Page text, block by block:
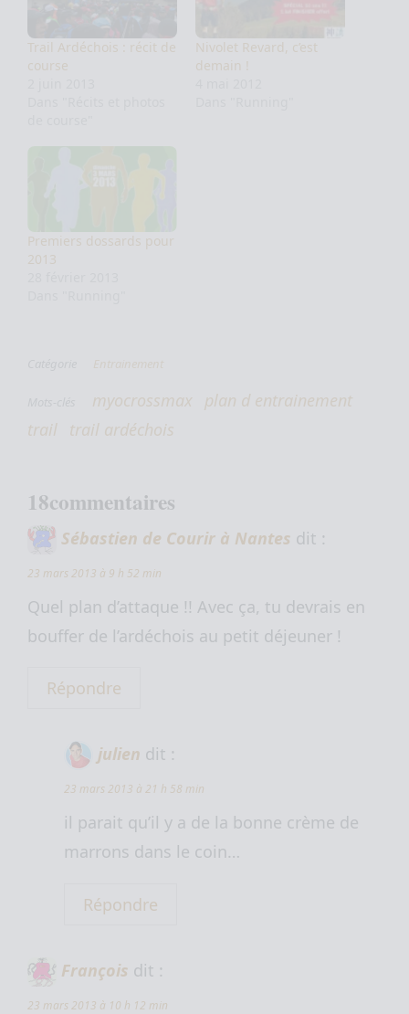
Trail Ardéchois : récit de
course
Nivolet Revard, c’est
demain !
Premiers dossards pour
2013
Entrainement
myocrossmax
plan d entrainement
trail trail ardéchois
18commentaires
Sébastien de Courir à Nantes dit :
23 mars 2013 à 9 h 52 min
Quel plan d’attaque !! Avec ça, tu devrais en
bouffer de l’ardéchois au petit déjeuner !
Répondre
julien dit :
23 mars 2013 à 21 h 58 min
il parait qu’il y a de la bonne crème de
marrons dans le coin…
Répondre
François dit :
23 mars 2013 à 10 h 12 min